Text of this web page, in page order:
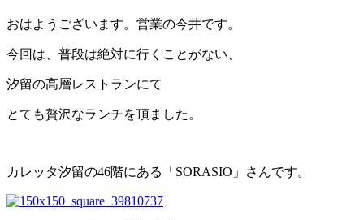
おはようございます。営業の今井です。
今回は、普段は絶対に行くことがない、
汐留の高層レストランにて
とても贅沢なランチを頂ました。
カレッタ汐留の46階にある「SORASIO」さんです。